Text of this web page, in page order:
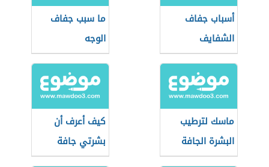
أسباب جفاف
الشفايف
ما سبب جفاف
الوجه
ماسك لترطيب
البشرة الجافة
كيف أعرف أن
بشرتي جافة